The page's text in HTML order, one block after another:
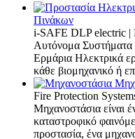
Πινάκων
i-SAFE DLP electric |
Αυτόνομα
Ερμάρια Ηλεκτρικά
κάθε βιομηχανικό ή
Fire Protection
Μηχανοστάσια είναι
καταστροφικό
προστασία, ένα